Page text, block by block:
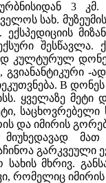
3 კმ.
სახ.
ექსპედიციის
შესწავლა.
კულტურულ
გვიანანტიკური
B
ყველაზე
და იმირის
გარკვეული
სახის მხრივ.
რომელიც